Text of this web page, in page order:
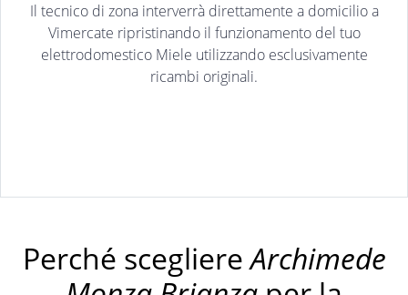
Il tecnico di zona interverrà direttamente a domicilio a
Vimercate ripristinando il funzionamento del tuo
elettrodomestico Miele utilizzando esclusivamente
ricambi originali.
Perché scegliereArchimede